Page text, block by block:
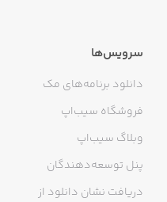
سرویس‌ها
دانلود برنامه‌های مک
فروشگاه سیب‌اپ
وبلاگ سیب‌اپ
پنل توسعه‌دهندگان
دریافت نشان دانلود از